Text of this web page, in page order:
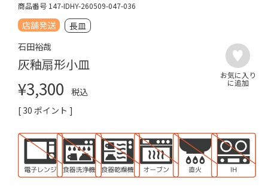
商品番号 147-IDHY-260509-047-036
店舗発送
長皿
石田裕哉
灰釉扇形小皿
¥3,300
税込
[ 30 ポイント ]